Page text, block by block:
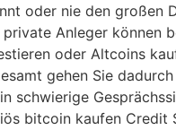
oder nie den großen
Anleger können
oder Altcoins
gehen Sie
schwierige
bitcoin kaufen Credit